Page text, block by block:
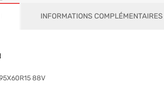
INFORMATIONS COMPLÉMENTAIRES
88V